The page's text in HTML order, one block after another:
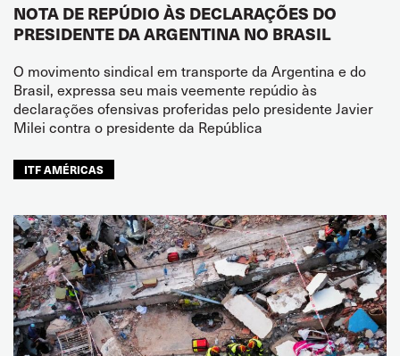
NOTA DE REPÚDIO ÀS DECLARAÇÕES DO
PRESIDENTE DA ARGENTINA NO BRASIL
O movimento sindical em transporte da Argentina e do
Brasil, expressa seu mais veemente repúdio às
declarações ofensivas proferidas pelo presidente Javier
Milei contra o presidente da República
ITF AMÉRICAS